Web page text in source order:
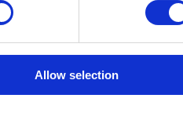
Allow selection
het
Zwarte
Op voorraad